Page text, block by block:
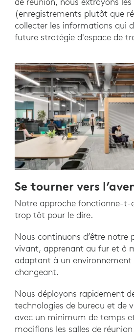
(enregistrements plutôt que
collecter les informations qui
future stratégie d'espace de
Se tourner vers
Notre approche fonctionne-t-
trop tôt pour le dire.
Nous continuons d’être notre
vivant, apprenant au fur et à
adaptant à un environnement
changeant.
Nous déployons rapidement
technologies de bureau et de
avec un minimum de temps
modifions les salles de